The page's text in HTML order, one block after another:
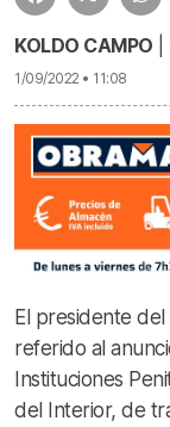
KOLDO CAMPO
1/09/2022 • 11:08
El presidente del
referido al
Instituciones
del Interior, de